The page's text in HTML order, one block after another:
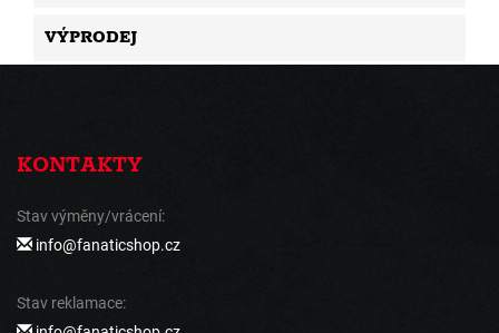
VÝPRODEJ
KONTAKTY
Stav výměny/vrácení:
info@fanaticshop.cz
Stav reklamace: